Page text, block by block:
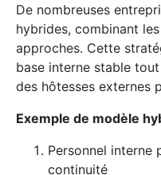
De nombreuses
hybrides, combinant
approches. Cette
base interne stable
des hôtesses externes
Exemple de modèle
Personnel interne
continuité